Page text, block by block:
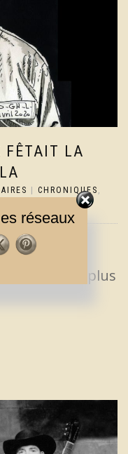
FÊTAIT LA
| CHRONIQUES
stars
2 mois plus
réseaux